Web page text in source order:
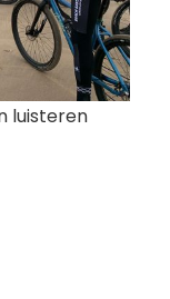
luisteren